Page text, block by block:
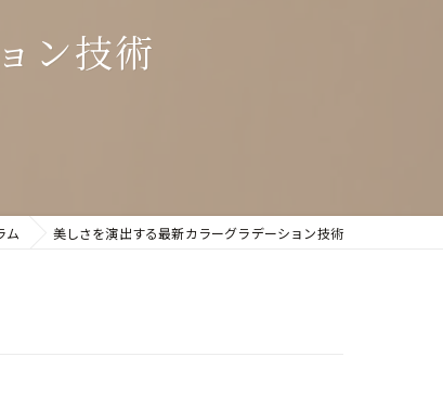
ン技術
ム 美しさを演出する最新カラーグラデーション技術